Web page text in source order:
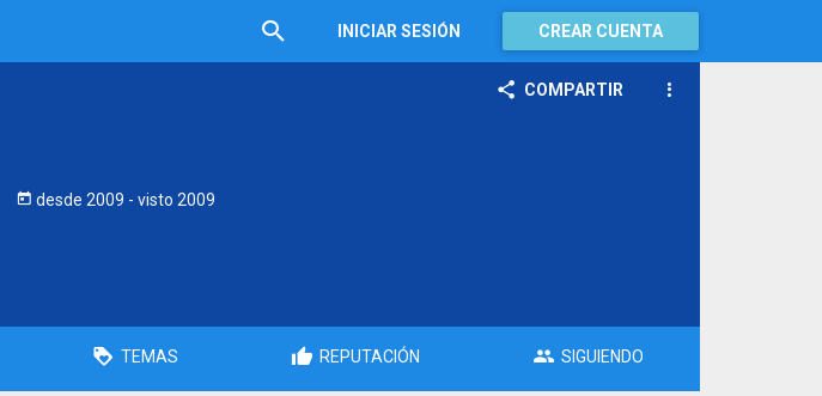
INICIAR SESIÓN CREAR CUENTA
COMPARTIR
desde 2009 - visto 2009
TEMAS REPUTACIÓN SIGUIENDO